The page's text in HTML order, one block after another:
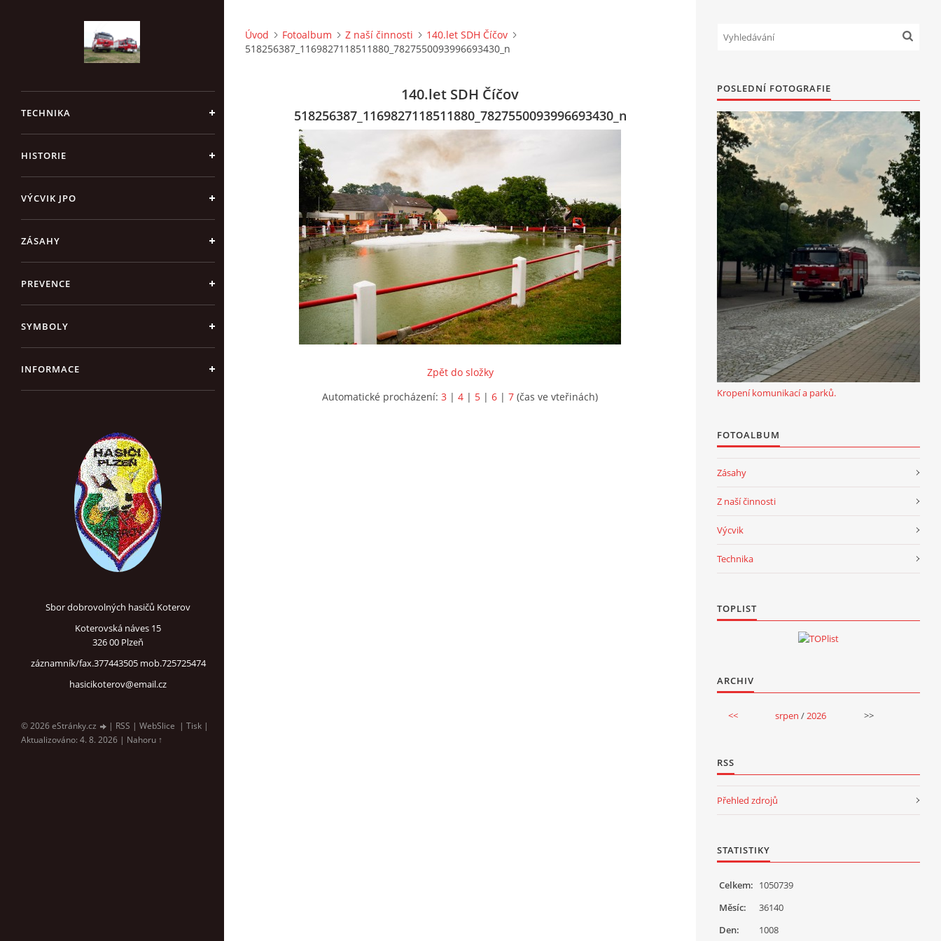
TECHNIKA
HISTORIE
VÝCVIK JPO
ZÁSAHY
PREVENCE
SYMBOLY
INFORMACE
Sbor dobrovolných hasičů Koterov
Koterovská náves 15
326 00 Plzeň
záznamník/fax.377443505 mob.725725474
hasicikoterov@email.cz
© 2026 eStránky.cz | RSS | WebSlice | Tisk |
Aktualizováno: 4. 8. 2026 | Nahoru ↑
Úvod Fotoalbum Z naší činnosti
140.let SDH Číčov
518256387_1169827118511880_7827550093996693430_n
140.let SDH Číčov
518256387_1169827118511880_7827550093996693430_n
Zpět do složky
Automatické procházení: 3 | 4 | 5 | 6 | 7 (čas ve vteřinách)
POSLEDNÍ FOTOGRAFIE
Kropení komunikací a parků.
FOTOALBUM
Zásahy
Z naší činnosti
Výcvik
Technika
TOPLIST
ARCHIV
<< srpen /2026 >>
RSS
Přehled zdrojů
STATISTIKY
Celkem: 1050739
Měsíc:
36140
Den:
1008